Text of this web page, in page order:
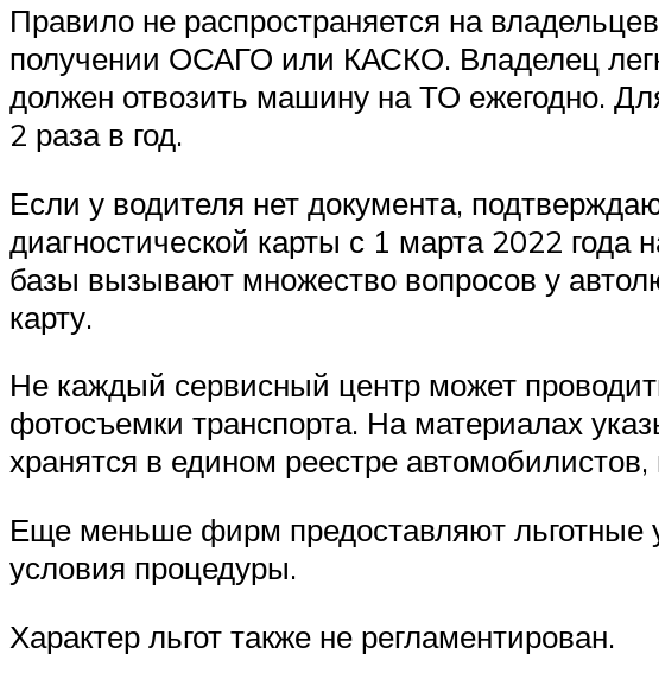
Правило не распространяется на
получении ОСАГО или КАСКО. Владелец
должен отвозить машину на ТО ежегодно.
2 раза в год.
Если у водителя нет документа,
диагностической карты с 1 марта 2022 года
базы вызывают множество вопросов у
карту.
Не каждый сервисный центр может
фотосъемки транспорта. На материалах
хранятся в едином реестре
Еще меньше фирм предоставляют льготные
условия процедуры.
Характер льгот также не регламентирован.